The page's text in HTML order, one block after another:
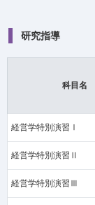
研究指導
科目名
経営学特別演習Ⅰ
経営学特別演習Ⅱ
経営学特別演習Ⅲ